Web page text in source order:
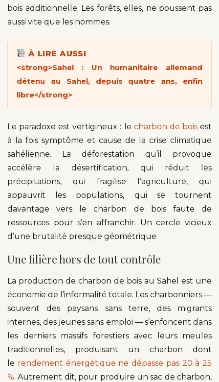
bois additionnelle. Les forêts, elles, ne poussent pas
aussi vite que les hommes.
À LIRE AUSSI
<strong>Sahel : Un humanitaire allemand
détenu au Sahel, depuis quatre ans, enfin
libre</strong>
Le paradoxe est vertigineux : le charbon de boisest
à la fois symptôme et cause de la crise climatique
sahélienne. La déforestation qu’il provoque
accélère la désertification, qui réduit les
précipitations, qui fragilise l’agriculture, qui
appauvrit les populations, qui se tournent
davantage vers le charbon de bois faute de
ressources pour s’en affranchir. Un cercle vicieux
d’une brutalité presque géométrique.
Une filière hors de tout contrôle
La production de charbon de bois au Sahel est une
économie de l’informalité totale. Les charbonniers —
souvent des paysans sans terre, des migrants
internes, des jeunes sans emploi — s’enfoncent dans
les derniers massifs forestiers avec leurs meules
traditionnelles, produisant un charbon dont
le rendement énergétique ne dépasse pas 20 à 25
%. Autrement dit, pour produire un sac de charbon,